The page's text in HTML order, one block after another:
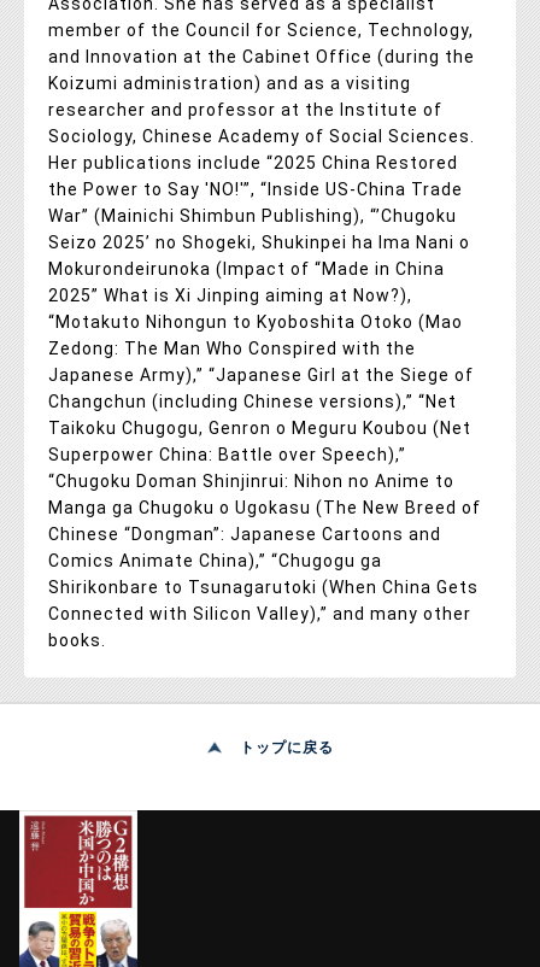
member of the Council for Science, Technology,
and Innovation at the Cabinet Office (during the
Koizumi administration) and as a visiting
researcher and professor at the Institute of
Sociology, Chinese Academy of Social Sciences.
Her publications include “2025 China Restored
the Power to Say 'NO!'”, “Inside US-China Trade
War” (Mainichi Shimbun Publishing), “’Chugoku
Seizo 2025’ no Shogeki, Shukinpei ha Ima Nani o
Mokurondeirunoka (Impact of “Made in China
2025” What is Xi Jinping aiming at Now?),
“Motakuto Nihongun to Kyoboshita Otoko (Mao
Zedong: The Man Who Conspired with the
Japanese Army),” “Japanese Girl at the Siege of
Changchun (including Chinese versions),” “Net
Taikoku Chugogu, Genron o Meguru Koubou (Net
Superpower China: Battle over Speech),”
“Chugoku Doman Shinjinrui: Nihon no Anime to
Manga ga Chugoku o Ugokasu (The New Breed of
Chinese “Dongman”: Japanese Cartoons and
Comics Animate China),” “Chugogu ga
Shirikonbare to Tsunagarutoki (When China Gets
Connected with Silicon Valley),” and many other
books.
トップに戻る